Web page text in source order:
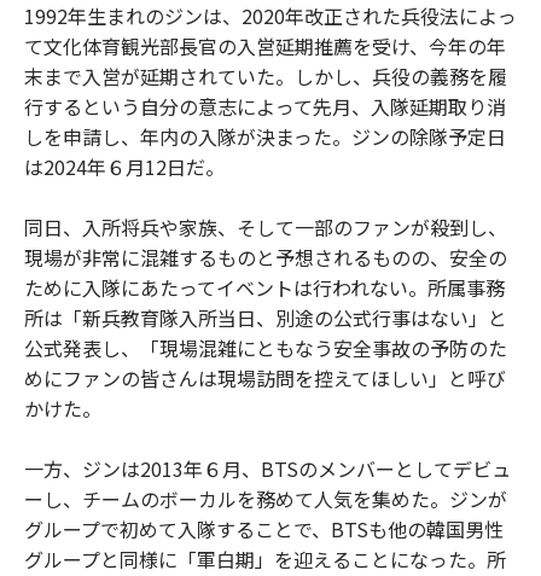
1992年生まれのジンは、2020年改正された兵役法によっ
て文化体育観光部長官の入営延期推薦を受け、今年の年
末まで入営が延期されていた。しかし、兵役の義務を履
行するという自分の意志によって先月、入隊延期取り消
しを申請し、年内の入隊が決まった。ジンの除隊予定日
は2024年６月12日だ。
同日、入所将兵や家族、そして一部のファンが殺到し、
現場が非常に混雑するものと予想されるものの、安全の
ために入隊にあたってイベントは行われない。所属事務
所は「新兵教育隊入所当日、別途の公式行事はない」と
公式発表し、「現場混雑にともなう安全事故の予防のた
めにファンの皆さんは現場訪問を控えてほしい」と呼び
かけた。
一方、ジンは2013年６月、BTSのメンバーとしてデビュ
ーし、チームのボーカルを務めて人気を集めた。ジンが
グループで初めて入隊することで、BTSも他の韓国男性
グループと同様に「軍白期」を迎えることになった。所